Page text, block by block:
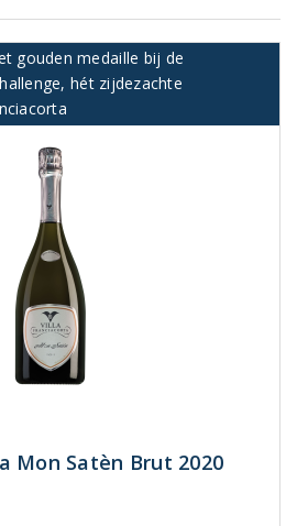
gouden medaille bij de
hét zijdezachte
Mon Satèn Brut 2020